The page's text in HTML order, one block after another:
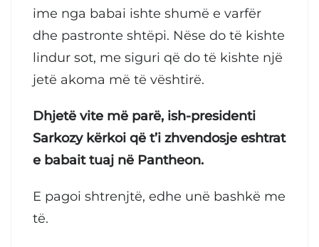
ime nga babai ishte shumë e varfër
dhe pastronte shtëpi. Nëse do të kishte
lindur sot, me siguri që do të kishte një
jetë akoma më të vështirë.
Dhjetë vite më parë, ish-presidenti
Sarkozy kërkoi që t’i zhvendosje eshtrat
e babait tuaj në Pantheon.
E pagoi shtrenjtë, edhe unë bashkë me
të.